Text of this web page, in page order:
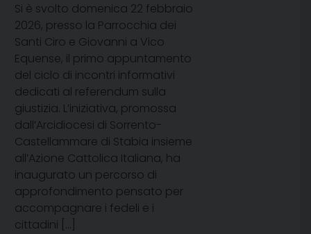
Si è svolto domenica 22 febbraio
2026, presso la Parrocchia dei
Santi Ciro e Giovanni a Vico
Equense, il primo appuntamento
del ciclo di incontri informativi
dedicati al referendum sulla
giustizia. L’iniziativa, promossa
dall’Arcidiocesi di Sorrento-
Castellammare di Stabia insieme
all’Azione Cattolica Italiana, ha
inaugurato un percorso di
approfondimento pensato per
accompagnare i fedeli e i
cittadini […]